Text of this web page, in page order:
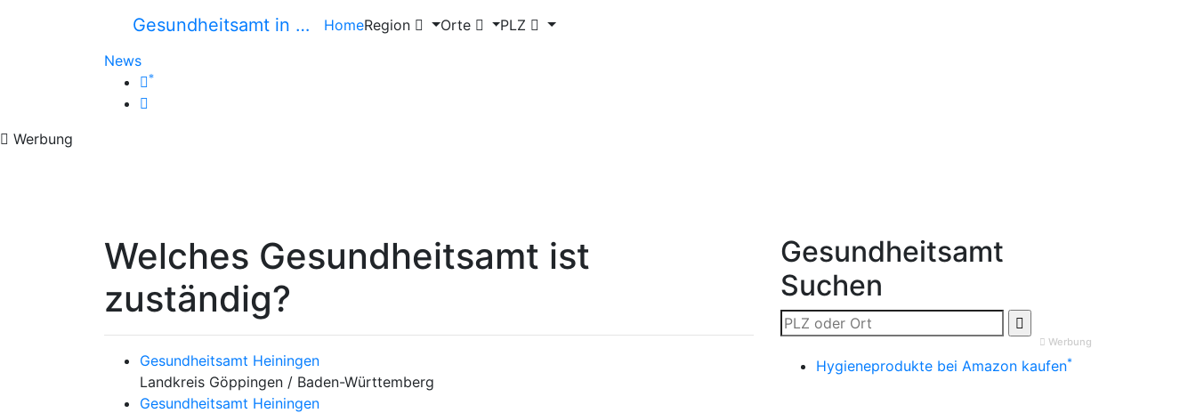
Gesundheitsamt in … HomeRegion Orte
PLZ
News
*
Werbung
Welches Gesundheitsamt ist
zuständig?
Gesundheitsamt Heiningen
Landkreis Göppingen / Baden-Württemberg
Gesundheitsamt Heiningen
Gesundheitsamt
Suchen
Werbung
Hygieneprodukte bei Amazon kaufen*